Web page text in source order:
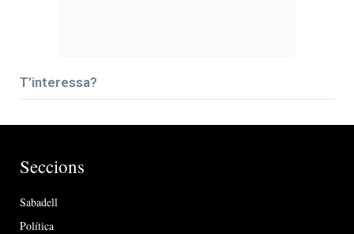
T’interessa?
Seccions
Sabadell
Política